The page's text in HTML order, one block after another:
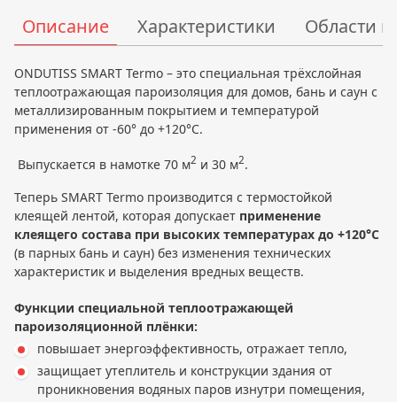
Описание Характеристики Области
ONDUTISS SMART Termo – это специальная трёхслойная
теплоотражающая пароизоляция для домов, бань и саун с
металлизированным покрытием и температурой
применения от -60° до +120°С.
Выпускается в намотке 70 м2 и 30 м2.
Теперь SMART Termo производится с термостойкой
клеящей лентой, которая допускает применение
клеящего состава при высоких температурах до +120°С
(в парных бань и саун) без изменения технических
характеристик и выделения вредных веществ.
Функции специальной теплоотражающей
пароизоляционной плёнки:
повышает энергоэффективность, отражает тепло,
защищает утеплитель и конструкции здания от
проникновения водяных паров изнутри помещения,